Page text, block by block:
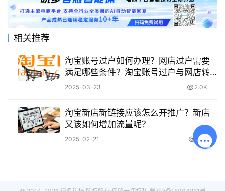
相关推荐
淘宝账号过户如何办理？网店过户需要
满足哪些条件？淘宝账号过户与网店转
让全流程解析
2025-03-23 2.0K
淘宝新店新链接应该怎么开推广？新店
又该如何增加流量呢？
2025-02-21 2.1K